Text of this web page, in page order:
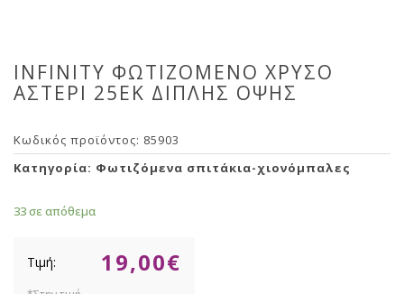
INFINITY ΦΩΤΙΖΟΜΕΝΟ ΧΡΥΣΟ
ΑΣΤΕΡΙ 25ΕΚ ΔΙΠΛΗΣ ΟΨΗΣ
Κωδικός προϊόντος: 85903
Κατηγορία: Φωτιζόμενα σπιτάκια-χιονόμπαλες
33 σε απόθεμα
19,00€